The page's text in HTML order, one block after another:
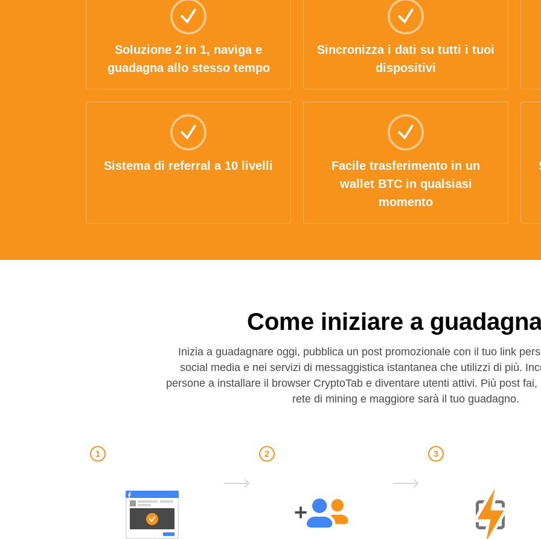
Soluzione 2 in 1, naviga e
guadagna allo stesso tempo
Sincronizza i dati su tutti i tuoi
dispositivi
Sistema di referral a 10 livelli
Facile trasferimento in un
wallet BTC in qualsiasi
momento
Come iniziare a
Inizia a guadagnare oggi, pubblica un post promozionale con il tuo link
social media e nei servizi di messaggistica istantanea che utilizzi di più.
persone a installare il browser CryptoTab e diventare utenti attivi. Più post
rete di mining e maggiore sarà il tuo guadagno.